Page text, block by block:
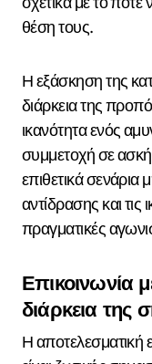
θέση τους.
Η εξάσκηση της
διάρκεια της
ικανότητα ενός
συμμετοχή σε
επιθετικά σενάρια
αντίδρασης και
πραγματικές
Επικοινωνία
διάρκεια της
Η αποτελεσματική